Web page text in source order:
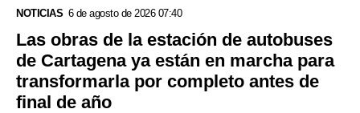
NOTICIAS 6 de agosto de 2026 07:40
Las obras de la estación de autobuses
de Cartagena ya están en marcha para
transformarla por completo antes de
final de año